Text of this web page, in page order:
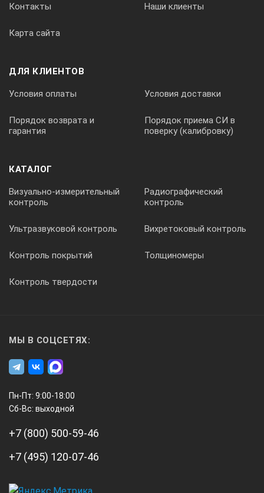
Контакты Наши клиенты
Карта сайта
ДЛЯ КЛИЕНТОВ
Условия оплаты Условия доставки
Порядок возврата и
гарантия
Порядок приема СИ в
поверку (калибровку)
КАТАЛОГ
Визуально-измерительный
контроль
Радиографический
контроль
Ультразвуковой контроль Вихретоковый контроль
Контроль покрытий Толщиномеры
Контроль твердости
МЫ В СОЦСЕТЯХ:
Пн-Пт: 9:00-18:00
Сб-Вс: выходной
+7 (800) 500-59-46
+7 (495) 120-07-46